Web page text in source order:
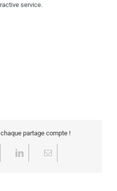
service.
partage compte !
LinkedInEmail